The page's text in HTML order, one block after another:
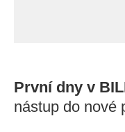
První dny v
nástup do nové